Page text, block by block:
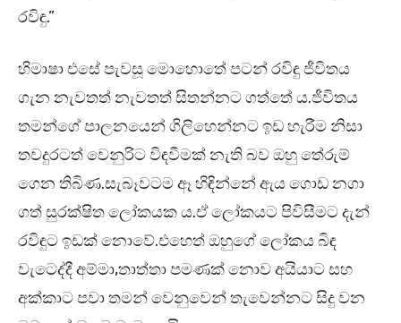
රවිඳු.”
හිමාෂා එසේ පැවසූ මොහොතේ පටන් රවිඳු ජීවිතය
ගැන නැවතත් නැවතත් සිතන්නට ගත්තේ ය.ජීවිතය
තමන්ගේ පාලනයෙන් ගිලිහෙන්නට ඉඩ හැරීම නිසා
තවදුරටත් වෙනුරිට විඳවීමක් නැති බව ඔහු තේරුම්
ගෙන තිබිණ.සැබෑවටම ඈ හිඳින්නේ ඇය ගොඩ නගා
ගත් සුරක්ෂිත ලෝකයක ය.ඒ ලෝකයට පිවිසීමට දැන්
රවිඳුට ඉඩක් නොවේ.එහෙත් ඔහුගේ ලෝකය බිඳ
වැටෙද්දී අම්මා,තාත්තා පමණක් නොව අයියාට සහ
අක්කාට පවා තමන් වෙනුවෙන් තැවෙන්නට සිදු වන